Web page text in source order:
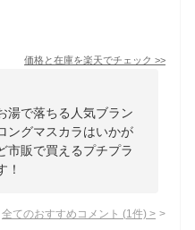
価格と在庫を楽天でチェック >>
湯で落ちる人気ブラン
ングマスカラはいかが
市販で買えるプチプラ
！
全てのおすすめコメント (1 件) >